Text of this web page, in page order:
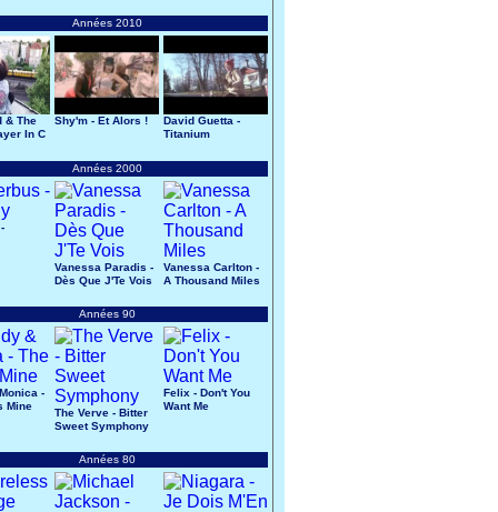
Années 2010
& The
In C
Shy'm - Et Alors !
David Guetta -
Titanium
Années 2000
Vanessa Paradis -
Dès Que J'Te Vois
Vanessa Carlton -
A Thousand Miles
Années 90
-
Mine
The Verve - Bitter
Sweet Symphony
Felix - Don't You
Want Me
Années 80